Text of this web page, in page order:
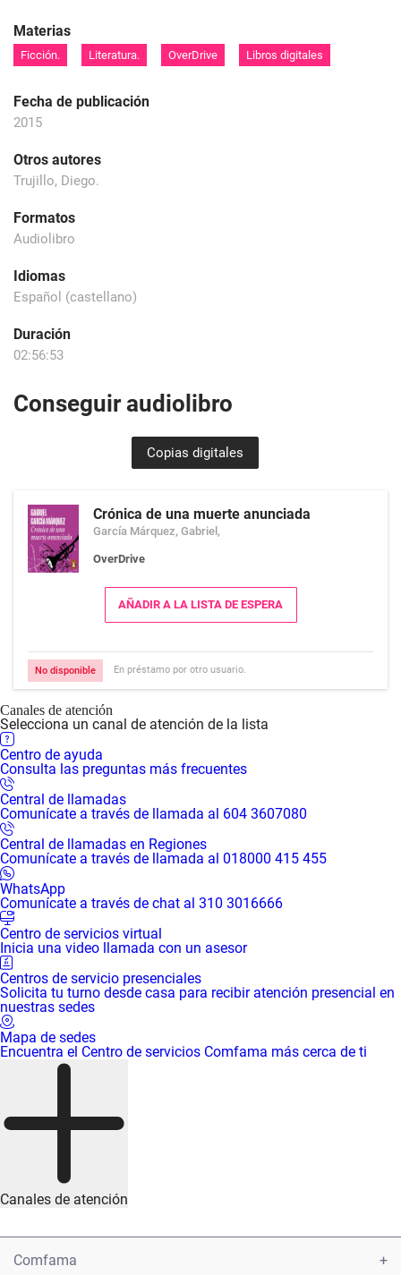
Materias
Ficción. Literatura. OverDrive Libros digitales
Fecha de publicación
2015
Otros autores
Trujillo, Diego.
Formatos
Audiolibro
Idiomas
Español (castellano)
Duración
02:56:53
Conseguir audiolibro
Copias digitales
Crónica de una muerte anunciada
García Márquez, Gabriel,
OverDrive
AÑADIR A LA LISTA DE ESPERA
No disponible En préstamo por otro usuario.
Canales de atención
Selecciona un canal de atención de la lista
Centro de ayuda
Consulta las preguntas más frecuentes
Central de llamadas
Comunícate a través de llamada al 604 3607080
Central de llamadas en Regiones
Comunícate a través de llamada al 018000 415 455
WhatsApp
Comunícate a través de chat al 310 3016666
Centro de servicios virtual
Inicia una video llamada con un asesor
Centros de servicio presenciales
Solicita tu turno desde casa para recibir atención presencial en
nuestras sedes
Mapa de sedes
Encuentra el Centro de servicios Comfama más cerca de ti
Canales de atención
Comfama